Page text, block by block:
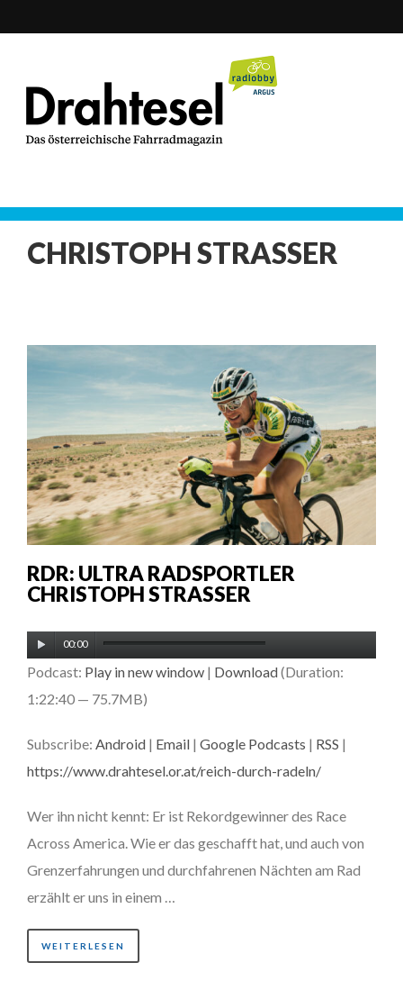
CHRISTOPH STRASSER
RDR: ULTRA RADSPORTLER
CHRISTOPH STRASSER
Audio-
Player
00:00
Podcast: Play in new window | Download(Duration:
1:22:40 — 75.7MB)
Subscribe: Android | Email | Google Podcasts | RSS |
https://www.drahtesel.or.at/reich-durch-radeln/
Wer ihn nicht kennt: Er ist Rekordgewinner des Race
Across America. Wie er das geschafft hat, und auch von
Grenzerfahrungen und durchfahrenen Nächten am Rad
erzählt er uns in einem …
WEITERLESEN